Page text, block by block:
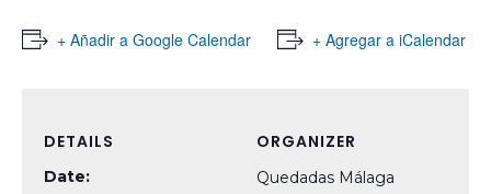
+ Añadir a Google Calendar + Agregar a iCalendar
DETAILS
Date:
ORGANIZER
Quedadas Málaga